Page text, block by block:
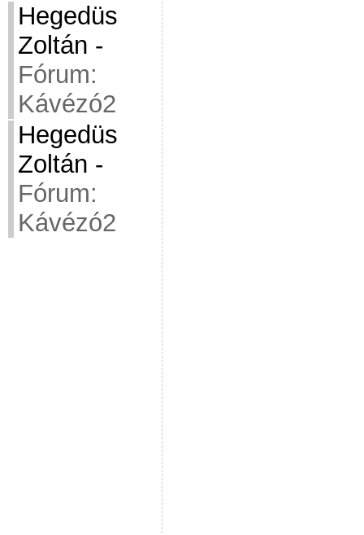
Hegedüs
Zoltán -
Fórum:
Kávézó2
Hegedüs
Zoltán -
Fórum:
Kávézó2